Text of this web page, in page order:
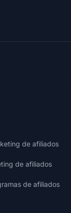
de afiliados
de afiliados
de afiliados